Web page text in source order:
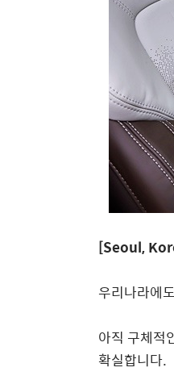
[Seoul,
우리나라에
아직 구체적
확실합니다.